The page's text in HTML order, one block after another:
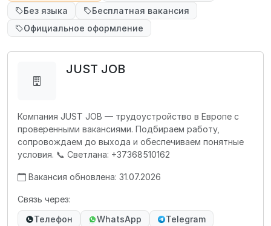
Без языка
Бесплатная вакансия
Официальное оформление
JUST JOB
Компания JUST JOB — трудоустройство в Европе с
проверенными вакансиями. Подбираем работу,
сопровождаем до выхода и обеспечиваем понятные
условия. 📞 Светлана: +37368510162
Вакансия обновлена: 31.07.2026
Связь через:
Телефон
WhatsApp
Telegram